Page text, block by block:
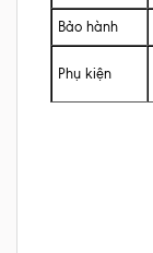
Bảo hành
Phụ kiện